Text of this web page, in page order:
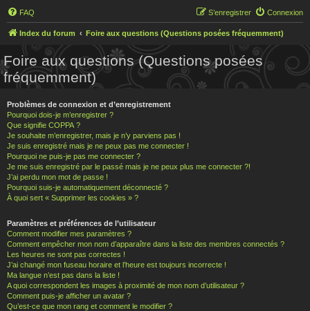
FAQ Connexion
S’enregistrer
Index du forum Foire aux questions (Questions posées fréquemment)
Foire aux questions (Questions posées
fréquemment)
Problèmes de connexion et d’enregistrement
Pourquoi dois-je m’enregistrer ?
Que signifie COPPA ?
Je souhaite m’enregistrer, mais je n’y parviens pas !
Je suis enregistré mais je ne peux pas me connecter !
Pourquoi ne puis-je pas me connecter ?
Je me suis enregistré par le passé mais je ne peux plus me connecter ?!
J’ai perdu mon mot de passe !
Pourquoi suis-je automatiquement déconnecté ?
À quoi sert « Supprimer les cookies » ?
Paramètres et préférences de l’utilisateur
Comment modifier mes paramètres ?
Comment empêcher mon nom d’apparaître dans la liste des membres connectés ?
Les heures ne sont pas correctes !
J’ai changé mon fuseau horaire et l’heure est toujours incorrecte !
Ma langue n’est pas dans la liste !
A quoi correspondent les images à proximité de mon nom d’utilisateur ?
Comment puis-je afficher un avatar ?
Qu’est-ce que mon rang et comment le modifier ?